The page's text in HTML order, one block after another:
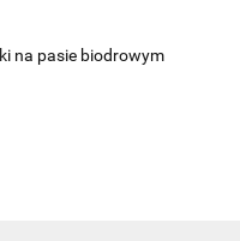
na pasie biodrowym